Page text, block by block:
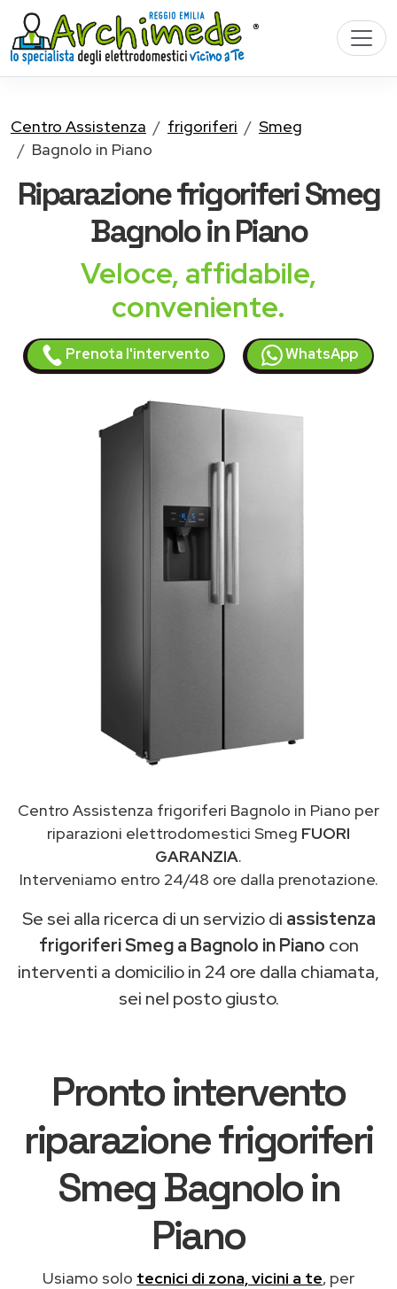
Centro Assistenza frigoriferi
Smeg
Bagnolo in Piano
Riparazionefrigoriferi Smeg
Bagnolo in Piano
Veloce, affidabile,
conveniente.
Prenota l'intervento WhatsApp
Centro Assistenza frigoriferi Bagnolo in Piano per
riparazioni elettrodomestici Smeg FUORI
GARANZIA.
Interveniamo entro 24/48 ore dalla prenotazione.
Se sei alla ricerca di un servizio di assistenza
frigoriferi Smeg a Bagnolo in Piano con
interventi a domicilio in 24 ore dalla chiamata,
sei nel posto giusto.
Pronto intervento
riparazione frigoriferi
Smeg Bagnolo in
Piano
Usiamo solo tecnici di zona, vicini a te, per